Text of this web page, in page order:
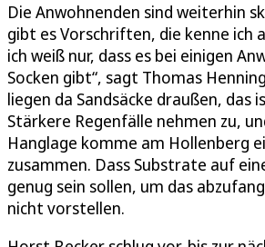
Die Anwohnenden sind weiterhin
gibt es Vorschriften, die kenne ich
ich weiß nur, dass es bei einigen
Socken gibt“, sagt Thomas
liegen da Sandsäcke draußen, das
Stärkere Regenfälle nehmen zu,
Hanglage komme am Hollenberg
zusammen. Dass Substrate auf
genug sein sollen, um das
nicht vorstellen.